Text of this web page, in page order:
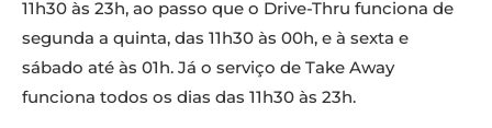
11h30 às 23h, ao passo que o Drive-Thru funciona de
segunda a quinta, das 11h30 às 00h, e à sexta e
sábado até às 01h. Já o serviço de Take Away
funciona todos os dias das 11h30 às 23h.